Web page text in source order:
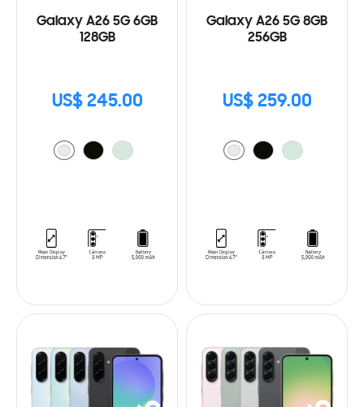
Galaxy A26 5G 6GB
128GB
US$ 245.00
Galaxy A26 5G 8GB
256GB
US$ 259.00